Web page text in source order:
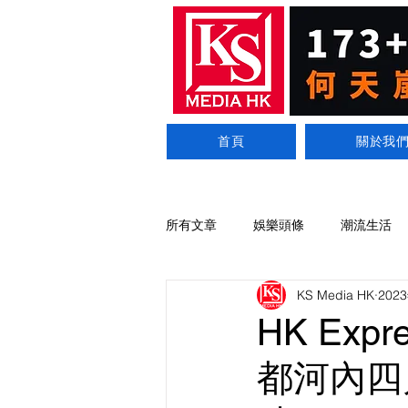
首頁 關於我
所有文章 娛樂頭條 潮流生活
HK
都河內
KS Media HK